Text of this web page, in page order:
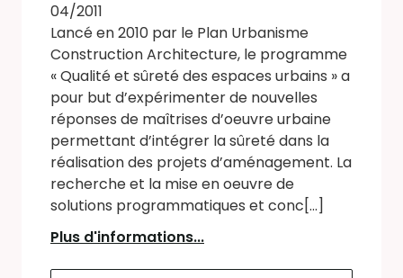
04/2011
Lancé en 2010 par le Plan Urbanisme
Construction Architecture, le programme
« Qualité et sûreté des espaces urbains » a
pour but d’expérimenter de nouvelles
réponses de maîtrises d’oeuvre urbaine
permettant d’intégrer la sûreté dans la
réalisation des projets d’aménagement. La
recherche et la mise en oeuvre de
solutions programmatiques et conc[...]
Plus d'informations...